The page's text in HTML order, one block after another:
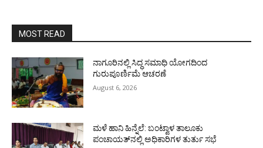
MOST READ
ನಾಗೂರಿನಲ್ಲಿ ಸಿದ್ಧ ಸಮಾಧಿ ಯೋಗದಿಂದ
ಗುರುಪೂರ್ಣಿಮೆ ಆಚರಣೆ
August 6, 2026
ಮಳೆ ಹಾನಿ ಹಿನ್ನೆಲೆ: ಬಂಟ್ವಾಳ ತಾಲೂಕು
ಪಂಚಾಯತ್‌ನಲ್ಲಿ ಅಧಿಕಾರಿಗಳ ತುರ್ತು ಸಭೆ